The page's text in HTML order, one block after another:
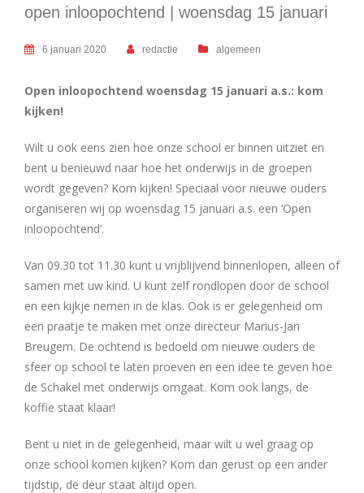
open inloopochtend | woensdag 15 januari
6 januari 2020 redactie algemeen
Open inloopochtend woensdag 15 januari a.s.: kom
kijken!
Wilt u ook eens zien hoe onze school er binnen uitziet en
bent u benieuwd naar hoe het onderwijs in de groepen
wordt gegeven? Kom kijken! Speciaal voor nieuwe ouders
organiseren wij op woensdag 15 januari a.s. een ‘Open
inloopochtend’.
Van 09.30 tot 11.30 kunt u vrijblijvend binnenlopen, alleen of
samen met uw kind. U kunt zelf rondlopen door de school
en een kijkje nemen in de klas. Ook is er gelegenheid om
een praatje te maken met onze directeur Marius-Jan
Breugem. De ochtend is bedoeld om nieuwe ouders de
sfeer op school te laten proeven en een idee te geven hoe
de Schakel met onderwijs omgaat. Kom ook langs, de
koffie staat klaar!
Bent u niet in de gelegenheid, maar wilt u wel graag op
onze school komen kijken? Kom dan gerust op een ander
tijdstip, de deur staat altijd open.